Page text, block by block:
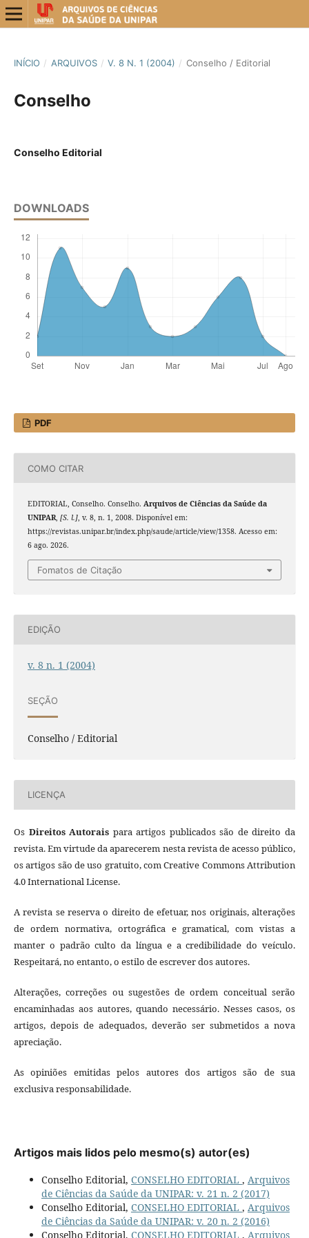
INÍCIO / ARQUIVOS / V. 8 N. 1 (2004) / Conselho / Editorial
Conselho
Conselho Editorial
DOWNLOADS
PDF
COMO CITAR
EDITORIAL, Conselho. Conselho. Arquivos de Ciências da Saúde da
UNIPAR, [S. l.], v. 8, n. 1, 2008. Disponível em:
https://revistas.unipar.br/index.php/saude/article/view/1358. Acesso em:
6 ago. 2026.
Fomatos de Citação
EDIÇÃO
v. 8 n. 1 (2004)
SEÇÃO
Conselho / Editorial
LICENÇA
Os Direitos Autorais para artigos publicados são de direito da
revista. Em virtude da aparecerem nesta revista de acesso público,
os artigos são de uso gratuito, com Creative Commons Attribution
4.0 International License.
A revista se reserva o direito de efetuar, nos originais, alterações
de ordem normativa, ortográfica e gramatical, com vistas a
manter o padrão culto da língua e a credibilidade do veículo.
Respeitará, no entanto, o estilo de escrever dos autores.
Alterações, correções ou sugestões de ordem conceitual serão
encaminhadas aos autores, quando necessário. Nesses casos, os
artigos, depois de adequados, deverão ser submetidos a nova
apreciação.
As opiniões emitidas pelos autores dos artigos são de sua
exclusiva responsabilidade.
Artigos mais lidos pelo mesmo(s) autor(es)
Conselho Editorial, CONSELHO EDITORIAL , Arquivos
de Ciências da Saúde da UNIPAR: v. 21 n. 2 (2017)
Conselho Editorial, CONSELHO EDITORIAL , Arquivos
de Ciências da Saúde da UNIPAR: v. 20 n. 2 (2016)
Conselho Editorial, CONSELHO EDITORIAL , Arquivos